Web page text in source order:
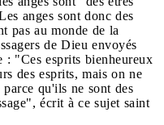
anges sont donc des
pas au monde de la
de Dieu envoyés
: "Ces esprits bienheureux
des esprits, mais on ne
qu'ils ne sont des
écrit à ce sujet saint